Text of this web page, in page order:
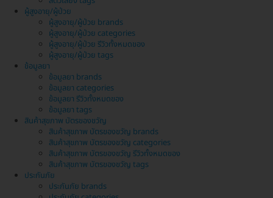
ผู้สูงอายุ/ผู้ป่วย
ผู้สูงอายุ/ผู้ป่วย brands
ผู้สูงอายุ/ผู้ป่วย categories
ผู้สูงอายุ/ผู้ป่วย รีวิวทั้งหมดของ
ผู้สูงอายุ/ผู้ป่วย tags
ข้อมูลยา
ข้อมูลยา brands
ข้อมูลยา categories
ข้อมูลยา รีวิวทั้งหมดของ
ข้อมูลยา tags
สินค้าสุขภาพ บัตรของขวัญ
สินค้าสุขภาพ บัตรของขวัญ brands
สินค้าสุขภาพ บัตรของขวัญ categories
สินค้าสุขภาพ บัตรของขวัญ รีวิวทั้งหมดของ
สินค้าสุขภาพ บัตรของขวัญ tags
ประกันภัย
ประกันภัย brands